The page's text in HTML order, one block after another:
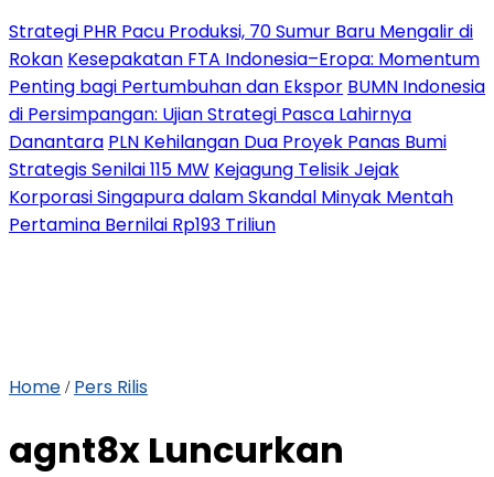
Strategi PHR Pacu Produksi, 70 Sumur Baru Mengalir di
Rokan Kesepakatan FTA Indonesia–Eropa: Momentum
Penting bagi Pertumbuhan dan Ekspor BUMN Indonesia
di Persimpangan: Ujian Strategi Pasca Lahirnya
Danantara PLN Kehilangan Dua Proyek Panas Bumi
Strategis Senilai 115 MW Kejagung Telisik Jejak
Korporasi Singapura dalam Skandal Minyak Mentah
Pertamina Bernilai Rp193 Triliun
Home / Pers Rilis
agnt8x Luncurkan